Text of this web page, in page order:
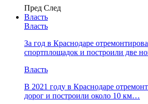
Пред След
Власть
Власть
За год в Краснодаре
спортплощадок и построили две
Власть
В 2021 году в Краснодаре
дорог и построили около 10 км…